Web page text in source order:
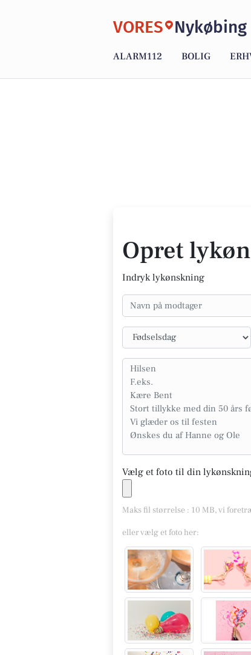
VORES Nykøbing
ALARM112 BOLIG
Opret
Indryk lykønskning
Vælg et foto til din
Maks fil størrelse : 10 MB, vi
eller vælg et foto her: